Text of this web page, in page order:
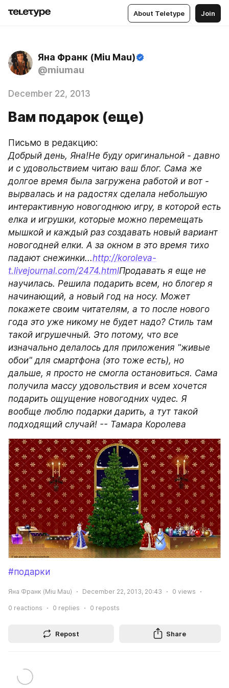
About Teletype Join
Яна Франк (Miu Mau)
@miumau
December 22, 2013
Вам подарок (еще)
Письмо в редакцию:
Добрый день, Яна!Не буду оригинальной - давно
и с удовольствием читаю ваш блог. Сама же
долгое время была загружена работой и вот -
вырвалась и на радостях сделала небольшую
интерактивную новогоднюю игру, в которой есть
елка и игрушки, которые можно перемещать
мышкой и каждый раз создавать новый вариант
новогодней елки. А за окном в это время тихо
падают снежинки...http://koroleva-
t.livejournal.com/2474.htmlПродавать я еще не
научилась. Решила подарить всем, но блогер я
начинающий, а новый год на носу. Может
покажете своим читателям, а то после нового
года это уже никому не будет надо? Стиль там
такой игрушечный. Это потому, что все
изначально делалось для приложения "живые
обои" для смартфона (это тоже есть), но
дальше, я просто не смогла остановиться. Сама
получила массу удовольствия и всем хочется
подарить ощущение новогодних чудес. Я
вообще люблю подарки дарить, а тут такой
подходящий случай! -- Тамара Королева
#подарки
Яна Франк (Miu Mau) December 22, 2013, 20:43 0 views
0 reactions 0 replies 0 reposts
Repost Share